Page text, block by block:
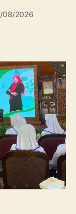
08/2026
Bekali